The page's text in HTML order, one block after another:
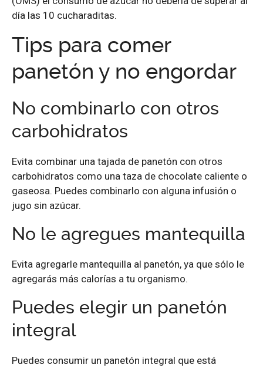
día las 10 cucharaditas.
Tips para comer
panetón y no engordar
No combinarlo con otros
carbohidratos
Evita combinar una tajada de panetón con otros
carbohidratos como una taza de chocolate caliente o
gaseosa. Puedes combinarlo con alguna infusión o
jugo sin azúcar.
No le agregues mantequilla
Evita agregarle mantequilla al panetón, ya que sólo le
agregarás más calorías a tu organismo.
Puedes elegir un panetón
integral
Puedes consumir un panetón integral que está